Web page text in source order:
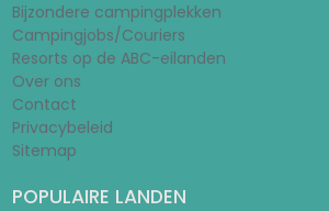
Bijzondere campingplekken
Campingjobs/Couriers
Resorts op de ABC-eilanden
Over ons
Contact
Privacybeleid
Sitemap
POPULAIRE LANDEN